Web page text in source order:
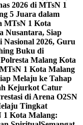
2026 di MTsN 1
5 Juara dalam
MTsN 1 Kota
Nusantara, Siap
2026, Guru
Buku di
Malang Kota
MTsN 1 Kota Malang
Melaju ke Tahap
Kejurkot Catur
di Arena O2SN
Tingkat
1 Kota Malang: